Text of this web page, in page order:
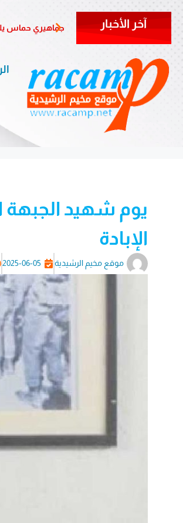
آخر الأخبار جماهيري حماس يلتقي
يوم شهيد الجبهة
الإبادة
موقع مخيم الرشيدية 2025-06-05